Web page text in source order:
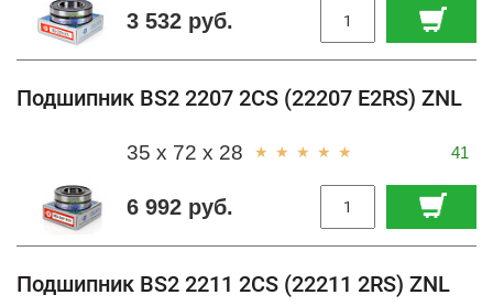
3 532 руб.
Подшипник BS2 2207 2CS (22207 E2RS) ZNL
41
6 992 руб.
35 x 72 x 28
Подшипник BS2 2211 2CS (22211 2RS) ZNL